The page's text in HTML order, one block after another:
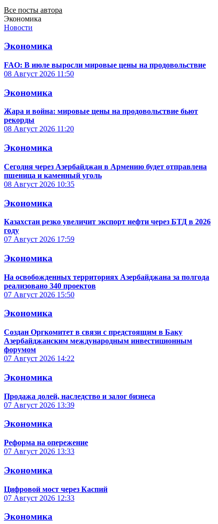
Все посты автора
Экономика
Новости
Экономика
FAO: В июле выросли мировые цены на продовольствие
08 Август 2026 11:50
Экономика
Жара и война: мировые цены на продовольствие бьют
рекорды
08 Август 2026 11:20
Экономика
Сегодня через Азербайджан в Армению будет отправлена
пшеница и каменный уголь
08 Август 2026 10:35
Экономика
Казахстан резко увеличит экспорт нефти через БТД в 2026
году
07 Август 2026 17:59
Экономика
На освобожденных территориях Азербайджана за полгода
реализовано 340 проектов
07 Август 2026 15:50
Экономика
Создан Оргкомитет в связи с предстоящим в Баку
Азербайджанским международным инвестиционным
форумом
07 Август 2026 14:22
Экономика
Продажа долей, наследство и залог бизнеса
07 Август 2026 13:39
Экономика
Реформа на опережение
07 Август 2026 13:33
Экономика
Цифровой мост через Каспий
07 Август 2026 12:33
Экономика